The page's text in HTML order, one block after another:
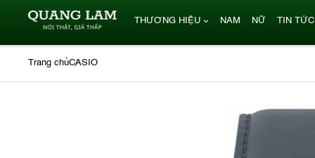
THƯƠNG HIỆU NAM NỮ TIN TỨC
Trang chủCASIO